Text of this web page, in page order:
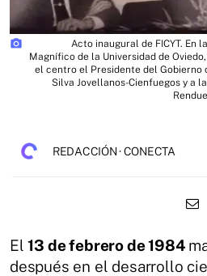
photo_camera
Acto inaugural de FICYT. En
Magnífico de la Universidad de
el centro el Presidente del Gobierno
Silva Jovellanos-Cienfuegos y a
REDACCIÓN · CONECTA
El13 de febrero de 1984
después en el desarrollo